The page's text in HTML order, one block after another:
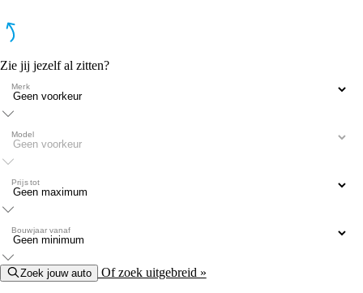
Zie jij jezelf al zitten?
Merk
Model
Prijs tot
Bouwjaar vanaf
Zoek jouw auto Of zoek uitgebreid »